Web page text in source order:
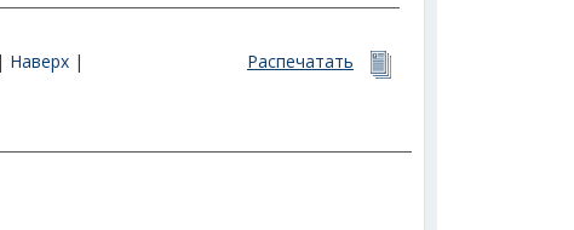
| Наверх| Распечатать